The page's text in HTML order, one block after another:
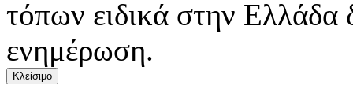
τόπων ειδικά στην Ελλάδα
ενημέρωση.
Κλείσιμο